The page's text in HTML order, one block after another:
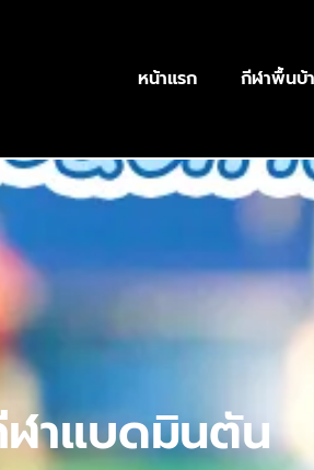
หน้าแรก กีฬาพื้นบ้
าแบดมินตัน